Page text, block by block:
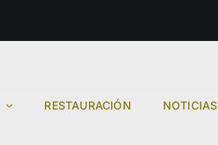
RESTAURACIÓN NOTICIAS